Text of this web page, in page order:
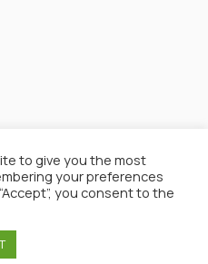
/ All Rights Reserved
to give you the most
your preferences
you consent to the